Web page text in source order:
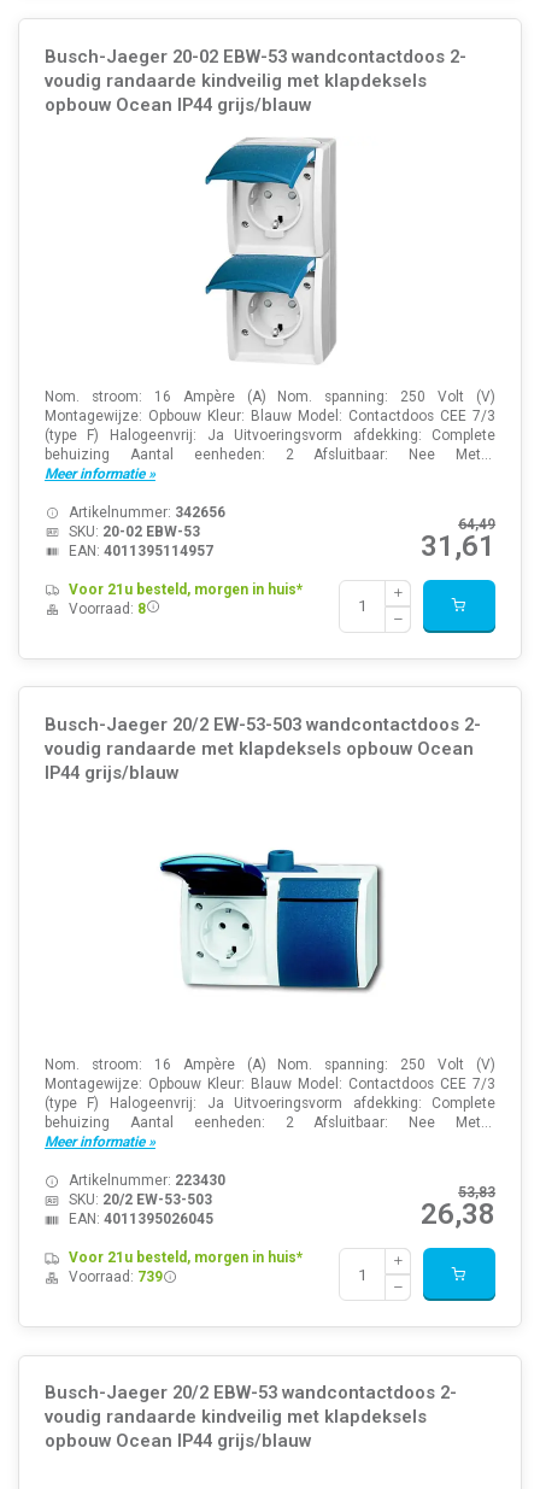
Busch-Jaeger 20-02 EBW-53 wandcontactdoos 2-
voudig randaarde kindveilig met klapdeksels
opbouw Ocean IP44 grijs/blauw
Nom. stroom: 16 Ampère (A) Nom. spanning: 250 Volt (V)
Montagewijze: Opbouw Kleur: Blauw Model: Contactdoos CEE 7/3
(type F) Halogeenvrij: Ja Uitvoeringsvorm afdekking: Complete
behuizing Aantal eenheden: 2 Afsluitbaar: Nee Met...
Meer informatie »
64,49
31,61
Artikelnummer: 342656
SKU: 20-02 EBW-53
EAN: 4011395114957
Voor 21u besteld, morgen in huis*
Voorraad: 8
Busch-Jaeger 20/2 EW-53-503 wandcontactdoos 2-
voudig randaarde met klapdeksels opbouw Ocean
IP44 grijs/blauw
Nom. stroom: 16 Ampère (A) Nom. spanning: 250 Volt (V)
Montagewijze: Opbouw Kleur: Blauw Model: Contactdoos CEE 7/3
(type F) Halogeenvrij: Ja Uitvoeringsvorm afdekking: Complete
behuizing Aantal eenheden: 2 Afsluitbaar: Nee Met...
Meer informatie »
53,83
26,38
Artikelnummer: 223430
SKU: 20/2 EW-53-503
EAN: 4011395026045
Voor 21u besteld, morgen in huis*
Voorraad: 739
Busch-Jaeger 20/2 EBW-53 wandcontactdoos 2-
voudig randaarde kindveilig met klapdeksels
opbouw Ocean IP44 grijs/blauw